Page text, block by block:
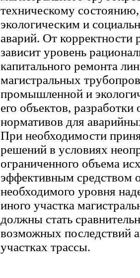
техническому
экологическим и
аварий. От корректности
зависит уровень
капитального ремонта
магистральных
промышленной и
его объектов,
нормативов для
При необходимости
решений в условиях
ограниченного объема
эффективным средством
необходимого уровня
иного участка
должны стать
возможных последствий
участках трассы.